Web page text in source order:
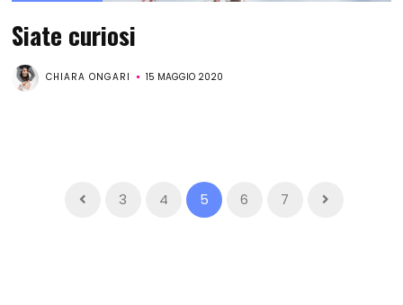
Siate curiosi
CHIARA ONGARI 15 MAGGIO 2020
3 4 5 6 7